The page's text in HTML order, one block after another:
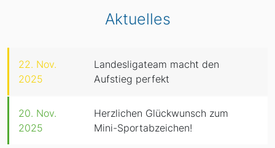
Aktuelles
22. Nov.
2025
Landesligateam macht den
Aufstieg perfekt
20. Nov.
2025
Herzlichen Glückwunsch zum
Mini-Sportabzeichen!